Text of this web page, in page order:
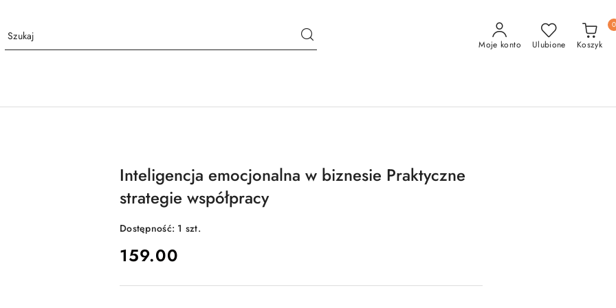
Moje konto Ulubione Koszyk
0
Inteligencja emocjonalna w biznesie Praktyczne
strategie współpracy
Dostępność: 1 szt.
cena:
159.00